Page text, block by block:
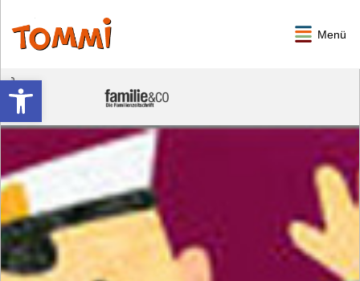
Werkzeugleiste öffnen
Menü